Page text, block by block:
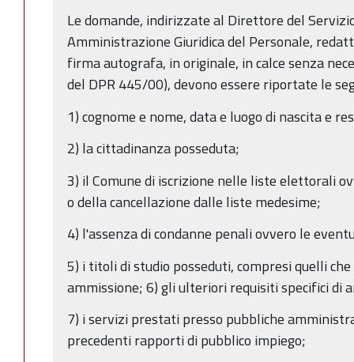
Le domande, indirizzate al Direttore del
Amministrazione Giuridica del Personale,
firma autografa, in originale, in calce senza
del DPR 445/00), devono essere riportate le
1) cognome e nome, data e luogo di nascita e
2) la cittadinanza posseduta;
3) il Comune di iscrizione nelle liste elettorali
o della cancellazione dalle liste medesime;
4) l'assenza di condanne penali ovvero le
5) i titoli di studio posseduti, compresi quelli
ammissione; 6) gli ulteriori requisiti specifici di
7) i servizi prestati presso pubbliche
precedenti rapporti di pubblico impiego;